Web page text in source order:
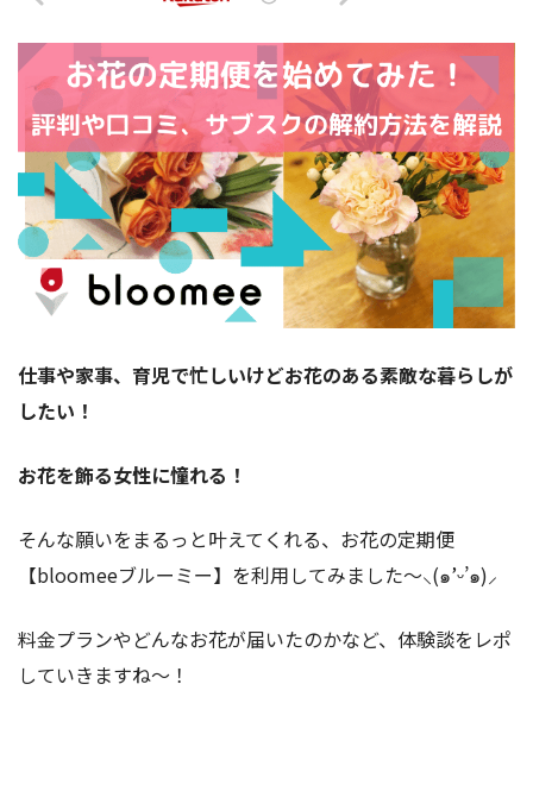
仕事や家事、育児で忙しいけどお花のある素敵な暮らしが
したい！
お花を飾る女性に憧れる！
そんな願いをまるっと叶えてくれる、お花の定期便
【bloomeeブルーミー】を利用してみました〜⸜(๑’ᵕ’๑)⸝
料金プランやどんなお花が届いたのかなど、体験談をレポ
していきますね〜！